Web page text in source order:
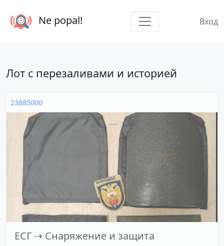
Ne popal! Вход
Лот с перезаливами и историей
23885000
ЕСГ ⇢ Снаряжение и защита